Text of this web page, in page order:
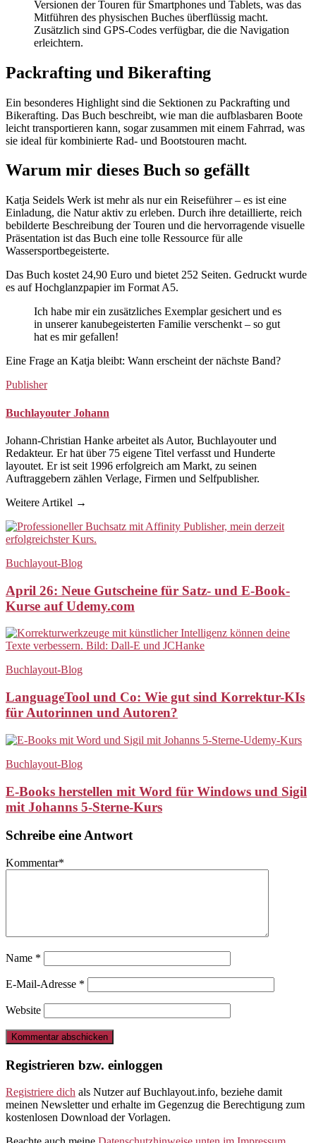
Versionen der Touren für Smartphones und Tablets, was das
Mitführen des physischen Buches überflüssig macht.
Zusätzlich sind GPS-Codes verfügbar, die die Navigation
erleichtern.
Packrafting und Bikerafting
Ein besonderes Highlight sind die Sektionen zu Packrafting und
Bikerafting. Das Buch beschreibt, wie man die aufblasbaren Boote
leicht transportieren kann, sogar zusammen mit einem Fahrrad, was
sie ideal für kombinierte Rad- und Bootstouren macht.
Warum mir dieses Buch so gefällt
Katja Seidels Werk ist mehr als nur ein Reiseführer – es ist eine
Einladung, die Natur aktiv zu erleben. Durch ihre detaillierte, reich
bebilderte Beschreibung der Touren und die hervorragende visuelle
Präsentation ist das Buch eine tolle Ressource für alle
Wassersportbegeisterte.
Das Buch kostet 24,90 Euro und bietet 252 Seiten. Gedruckt wurde
es auf Hochglanzpapier im Format A5.
Ich habe mir ein zusätzliches Exemplar gesichert und es
in unserer kanubegeisterten Familie verschenkt – so gut
hat es mir gefallen!
Eine Frage an Katja bleibt: Wann erscheint der nächste Band?
Publisher
Buchlayouter Johann
Johann-Christian Hanke arbeitet als Autor, Buchlayouter und
Redakteur. Er hat über 75 eigene Titel verfasst und Hunderte
layoutet. Er ist seit 1996 erfolgreich am Markt, zu seinen
Auftraggebern zählen Verlage, Firmen und Selfpublisher.
Weitere Artikel →
Buchlayout-Blog
April 26: Neue Gutscheine für Satz- und E-Book-
Kurse auf Udemy.com
Buchlayout-Blog
LanguageTool und Co: Wie gut sind Korrektur-KIs
für Autorinnen und Autoren?
Buchlayout-Blog
E-Books herstellen mit Word für Windows und Sigil
mit Johanns 5-Sterne-Kurs
Schreibe eine Antwort
Kommentar*
Name *
E-Mail-Adresse *
Website
Registrieren bzw. einloggen
Registriere dich als Nutzer auf Buchlayout.info, beziehe damit
meinen Newsletter und erhalte im Gegenzug die Berechtigung zum
kostenlosen Download der Vorlagen.